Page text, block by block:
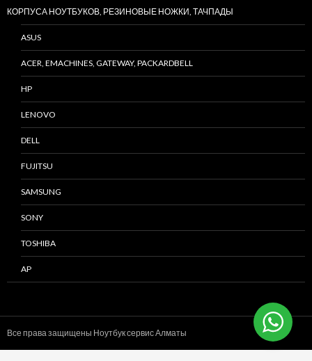
КОРПУСА НОУТБУКОВ, РЕЗИНОВЫЕ НОЖКИ, ТАЧПАДЫ
ASUS
ACER, EMACHINES, GATEWAY, PACKARDBELL
HP
LENOVO
DELL
FUJITSU
SAMSUNG
SONY
TOSHIBA
AP
Все права защищены Ноутбук сервисАлматы